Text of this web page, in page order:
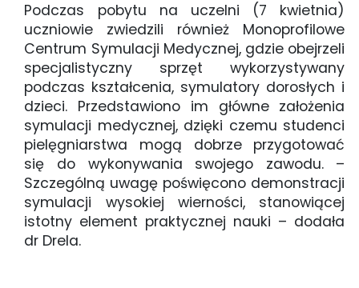
Podczas pobytu na uczelni (7 kwietnia)
uczniowie zwiedzili również Monoprofilowe
Centrum Symulacji Medycznej, gdzie obejrzeli
specjalistyczny sprzęt wykorzystywany
podczas kształcenia, symulatory dorosłych i
dzieci. Przedstawiono im główne założenia
symulacji medycznej, dzięki czemu studenci
pielęgniarstwa mogą dobrze przygotować
się do wykonywania swojego zawodu. –
Szczególną uwagę poświęcono demonstracji
symulacji wysokiej wierności, stanowiącej
istotny element praktycznej nauki – dodała
dr Drela.